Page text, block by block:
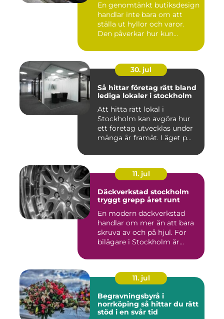
En genomtänkt butiksdesign
handlar inte bara om att
ställa ut hyllor och varor.
Den påverkar hur kun...
30. jul
Så hittar företag rätt bland
lediga lokaler i stockholm
Att hitta rätt lokal i
Stockholm kan avgöra hur
ett företag utvecklas under
många år framåt. Läget p...
11. jul
Däckverkstad stockholm
tryggt grepp året runt
En modern däckverkstad
handlar om mer än att bara
skruva av och på hjul. För
bilägare i Stockholm är...
11. jul
Begravningsbyrå i
norrköping så hittar du rätt
stöd i en svår tid